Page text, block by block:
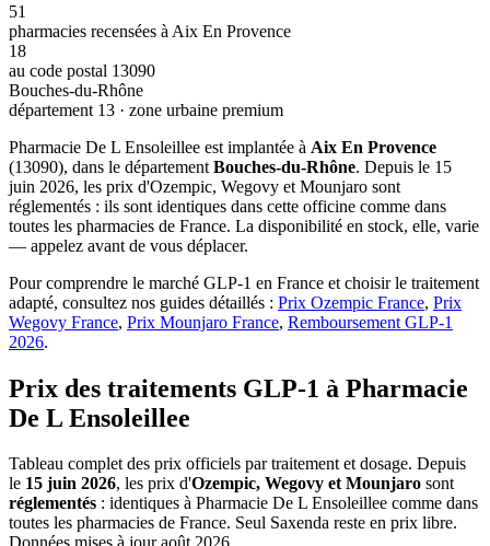
51
pharmacies recensées à Aix En Provence
18
au code postal 13090
Bouches-du-Rhône
département 13 · zone urbaine premium
Pharmacie De L Ensoleillee est implantée à Aix En Provence
(13090), dans le département Bouches-du-Rhône. Depuis le 15
juin 2026, les prix d'Ozempic, Wegovy et Mounjaro sont
réglementés : ils sont identiques dans cette officine comme dans
toutes les pharmacies de France. La disponibilité en stock, elle, varie
— appelez avant de vous déplacer.
Pour comprendre le marché GLP-1 en France et choisir le traitement
adapté, consultez nos guides détaillés : Prix Ozempic France, Prix
Wegovy France, Prix Mounjaro France, Remboursement GLP-1
2026.
Prix des traitements GLP-1 à Pharmacie
De L Ensoleillee
Tableau complet des prix officiels par traitement et dosage. Depuis
le 15 juin 2026, les prix d'Ozempic, Wegovy et Mounjaro sont
réglementés : identiques à Pharmacie De L Ensoleillee comme dans
toutes les pharmacies de France. Seul Saxenda reste en prix libre.